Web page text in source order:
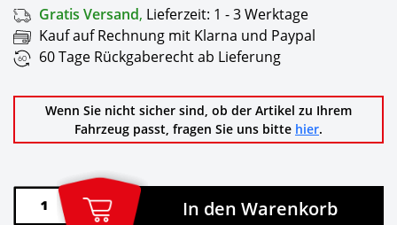
Gratis Versand, Lieferzeit: 1 - 3 Werktage
Kauf auf Rechnung mit Klarna und Paypal
60 Tage Rückgaberecht ab Lieferung
Wenn Sie nicht sicher sind, ob der Artikel zu Ihrem
Fahrzeug passt, fragen Sie uns bitte hier.
In den Warenkorb